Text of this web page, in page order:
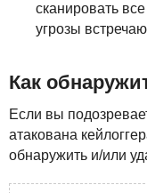
сканировать
угрозы
Как
Если вы
атакована
обнаружить и/или